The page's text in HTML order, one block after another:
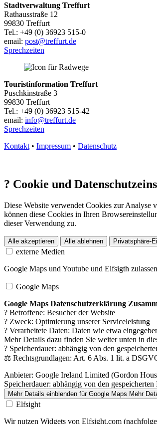
Stadtverwaltung Treffurt
Rathausstraße 12
99830 Treffurt
Tel.: +49 (0) 36923 515-0
email: post@treffurt.de
Sprechzeiten
Touristinformation Treffurt
Puschkinstraße 3
99830 Treffurt
Tel.: +49 (0) 36923 515-42
email: info@treffurt.de
Sprechzeiten
Kontakt • Impressum • Datenschutz
? Cookie und
Diese Website verwendet Cookies zur Analyse
können diese Cookies in Ihren
dieser Verwendung zu.
Alle akzeptieren Alle ablehnen Privatsphäre-
externe Medien
Google Maps und Youtube und Elfsigth
Google Maps
Google Maps Datenschutzerklärung
? Betroffene: Besucher der Website
? Zweck: Optimierung unserer Serviceleistung
? Verarbeitete Daten: Daten wie etwa
Mehr Details dazu finden Sie weiter unten in
? Speicherdauer: abhängig von den
⚖️ Rechtsgrundlagen: Art. 6 Abs. 1 lit. a
Anbieter: Google Ireland Limited (Gordon
Speicherdauer: abhängig von den gespeicherten
Mehr Details einblenden für Google Maps Mehr
Elfsight
Wir nutzen Widgets von Elfsight.com